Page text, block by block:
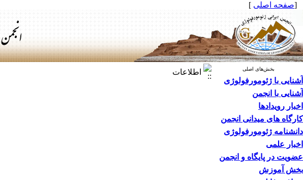
[صفحه اصلی ]
بخش‌های اصلی
آشنایی با ژئومورفولوژی
آشنایی با انجمن
اخبار رویدادها
کارگاه های میدانی انجمن
دانشنامه ژئومورفولوژی
اخبار علمی
عضویت در پایگاه و انجمن
بخش آموزش
اطلاعات